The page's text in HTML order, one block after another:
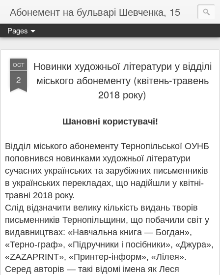
Абонемент на бульварі Шевченка, 15
Pages
OCT
2
Новинки художньої літератури у відділі
міського абонементу (квітень-травень
2018 року)
Шановні користувачі!
Відділ міського абонементу Тернопільської ОУНБ
поповнився новинками художньої літератури
сучасних українських та зарубіжних письменників
в українських перекладах, що надійшли у квітні-
травні 2018 року.
Слід відзначити велику кількість видань творів
письменників Тернопільщини, що побачили світ у
видавництвах: «Навчальна книга — Богдан»,
«Терно-граф», «Підручники і посібники», «Джура»,
«ZAZAPRINT», «Принтер-інформ», «Лілея».
Серед авторів — такі відомі імена як Леся